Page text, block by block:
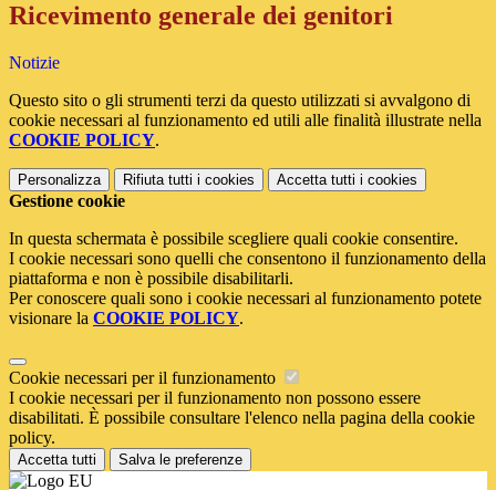
Ricevimento generale dei genitori
Notizie
Questo sito o gli strumenti terzi da questo utilizzati si avvalgono di
cookie necessari al funzionamento ed utili alle finalità illustrate nella
COOKIE POLICY.
Personalizza Rifiuta tutti i cookies Accetta tutti i cookies
Gestione cookie
In questa schermata è possibile scegliere quali cookie consentire.
I cookie necessari sono quelli che consentono il funzionamento della
piattaforma e non è possibile disabilitarli.
Per conoscere quali sono i cookie necessari al funzionamento potete
visionare la COOKIE POLICY.
Cookie necessari per il funzionamento
I cookie necessari per il funzionamento non possono essere
disabilitati. È possibile consultare l'elenco nella pagina della cookie
policy.
Accetta tutti Salva le preferenze